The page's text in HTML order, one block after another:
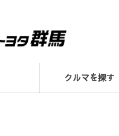
クルマを探す